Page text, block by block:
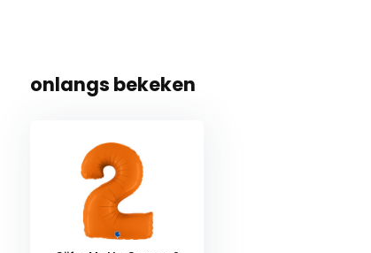
onlangs bekeken